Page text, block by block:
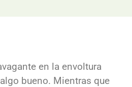
en la envoltura
bueno. Mientras que